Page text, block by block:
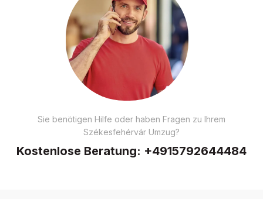
Sie benötigen Hilfe oder haben Fragen zu Ihrem
Székesfehérvár Umzug?
Kostenlose Beratung: +4915792644484